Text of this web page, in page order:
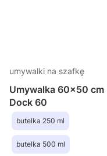
umywalki na szafkę
Umywalka 60x50
Dock 60
butelka 250 ml
butelka 500 ml